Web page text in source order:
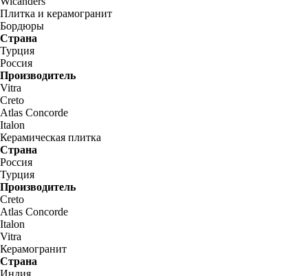
Плитка и керамогранит
Бордюры
Страна
Турция
Россия
Производитель
Vitra
Creto
Atlas Concorde
Italon
Керамическая плитка
Страна
Россия
Турция
Производитель
Creto
Atlas Concorde
Italon
Vitra
Керамогранит
Страна
Индия